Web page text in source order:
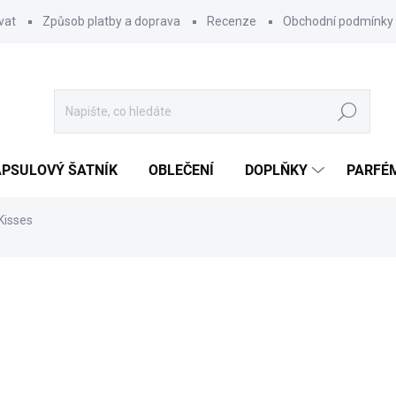
Způsob platby a doprava Recenze Obchodní podmínky
Hledat
ŠATNÍK OBLEČENÍ DOPLŇKY